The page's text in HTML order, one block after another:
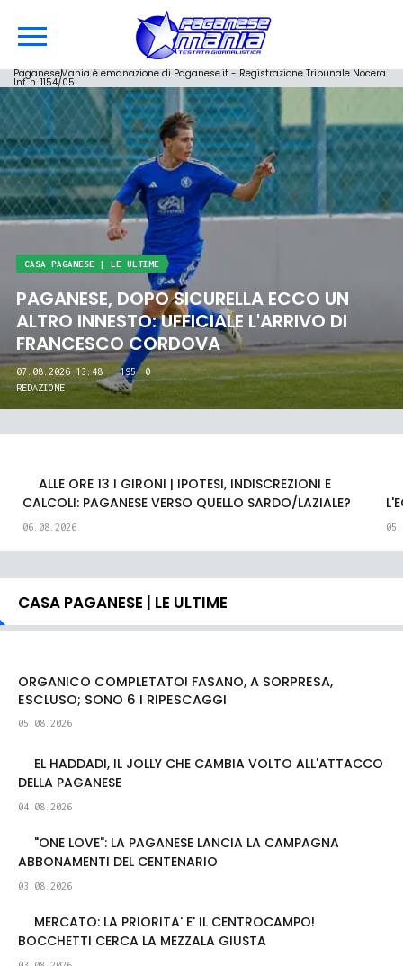
PaganeseMania è emanazione di Paganese.it - Registrazione Tribunale Nocera
Inf. n. 1154/05.
DALLA SERIE D | LE ALTRE
UNO SGUARDO AL GIRONE G: TRA VECCHIE
CONOSCENZE, NEOPROMOSSE E NUOVE
PANCHINE
07.08.2026 10:02 66
0
MARCO ORLANDO FERRAIOLI
ALLE ORE 13 I GIRONI | IPOTESI, INDISCREZIONI E
CALCOLI: PAGANESE VERSO QUELLO SARDO/LAZIALE?
06.08.2026
CASA PAGANESE | LE ULTIME
ORGANICO COMPLETATO! FASANO, A SORPRESA,
ESCLUSO; SONO 6 I RIPESCAGGI
05.08.2026
EL HADDADI, IL JOLLY CHE CAMBIA VOLTO ALL'ATTACCO
DELLA PAGANESE
04.08.2026
"ONE LOVE": LA PAGANESE LANCIA LA CAMPAGNA
ABBONAMENTI DEL CENTENARIO
03.08.2026
MERCATO: LA PRIORITA' E' IL CENTROCAMPO!
BOCCHETTI CERCA LA MEZZALA GIUSTA